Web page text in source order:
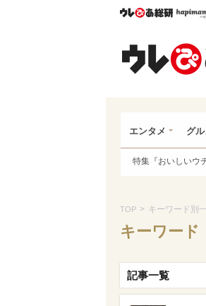
ウレ
エンタメ グル
特集『おいしいウ
TOP > キーワード別
キーワード
記事一覧